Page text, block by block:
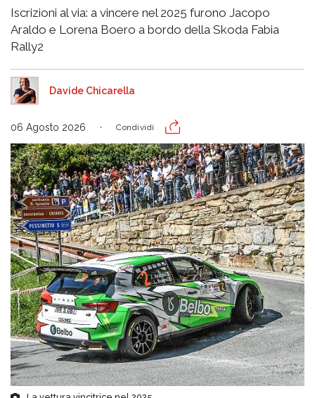
Iscrizioni al via: a vincere nel 2025 furono Jacopo
Araldo e Lorena Boero a bordo della Skoda Fabia
Rally2
Davide Chicarella
06 Agosto 2026 Condividi